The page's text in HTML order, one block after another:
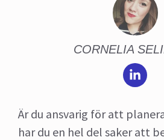
CORNELIA
Är du ansvarig för att
har du en hel del saker att